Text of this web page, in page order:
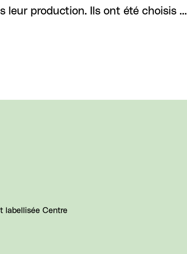
leur production. Ils ont été choisis …
labellisée Centre